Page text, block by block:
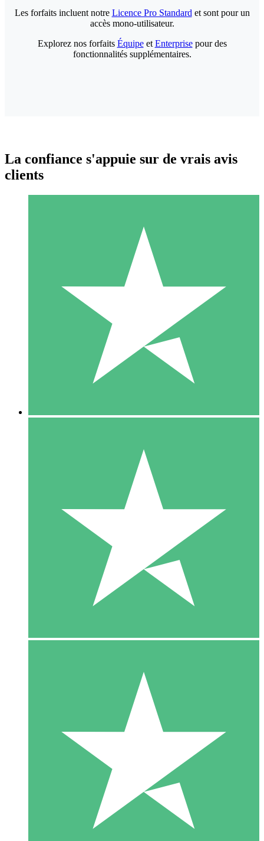
Packs de Crédits Individuels
Payez à l'utilisation avec des crédits de téléchargement. Sans
1 Téléchargement
10 00
10 Téléchargements
20 00
Les forfaits incluent notre Licence Pro Standard et sont pour un
accès mono-utilisateur.
Explorez nos forfaits Équipeet Enterprisepour des
fonctionnalités supplémentaires.
La confiance s'appuie sur de vrais avis
clients